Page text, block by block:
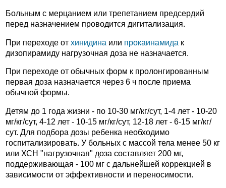
Больным с мерцанием или трепетанием предсердий
перед назначением проводится дигитализация.
При переходе от хинидина или прокаинамида к
дизопирамиду нагрузочная доза не назначается.
При переходе от обычных форм к пролонгированным
первая доза назначается через 6 ч после приема
обычной формы.
Детям до 1 года жизни - по 10-30 мг/кг/сут, 1-4 лет - 10-20
мг/кг/сут, 4-12 лет - 10-15 мг/кг/сут, 12-18 лет - 6-15 мг/кг/
сут. Для подбора дозы ребенка необходимо
госпитализировать. У больных с массой тела менее 50 кг
или ХСН "нагрузочная" доза составляет 200 мг,
поддерживающая - 100 мг с дальнейшей коррекцией в
зависимости от эффективности и переносимости.